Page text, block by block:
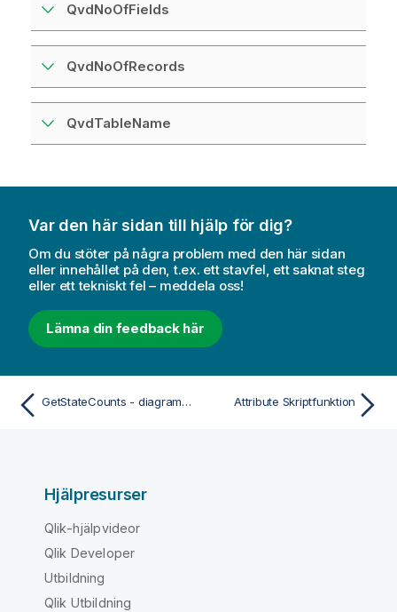
QvdNoOfFields
QvdNoOfRecords
QvdTableName
Var den här sidan till hjälp för dig?
Om du stöter på några problem med den här sidan
eller innehållet på den, t.ex. ett stavfel, ett saknat steg
eller ett tekniskt fel – meddela oss!
Lämna din feedback här
GetStateCounts - diagramfunktion Attribute Skriptfunktion
Hjälpresurser
Qlik-hjälpvideor
Qlik Developer
Utbildning
Qlik Utbildning